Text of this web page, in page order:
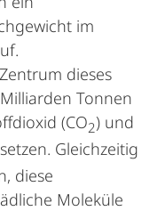
im
dieses
Tonnen
(CO2) und
Gleichzeitig
diese
Moleküle